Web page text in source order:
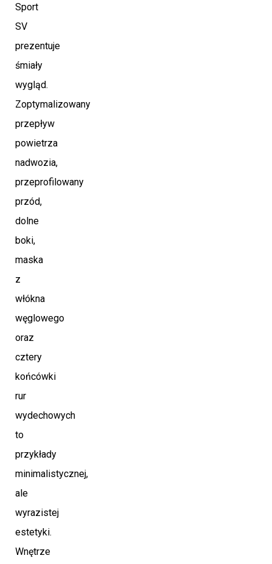
Sport
SV
prezentuje
śmiały
wygląd.
Zoptymalizowany
przepływ
powietrza
nadwozia,
przeprofilowany
przód,
dolne
boki,
maska
z
włókna
węglowego
oraz
cztery
końcówki
rur
wydechowych
to
przykłady
minimalistycznej,
ale
wyrazistej
estetyki.
Wnętrze